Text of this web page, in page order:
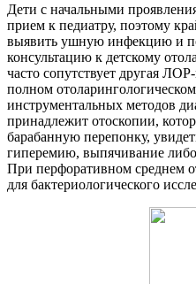
Дети с начальными
прием к педиатру, поэтому
выявить ушную инфекцию и
консультацию к детскому
часто сопутствует другая
полном
инструментальных методов
принадлежит отоскопии,
барабанную перепонку,
гиперемию, выпячивание
При перфоративном среднем
для бактериологического